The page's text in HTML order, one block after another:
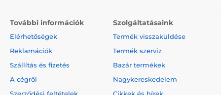
További információk
Elérhetőségek
Reklamációk
Szállítás és fizetés
A cégről
Szerződési feltételek
Szolgáltatásaink
Termék visszaküldése
Termék szerviz
Bazár termékek
Nagykereskedelem
Cikkek és hírek